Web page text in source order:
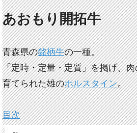
あおもり開拓牛
青森県の銘柄牛の一種。
「定時・定量・定質」を掲げ、
育てられた雄のホルスタイン。
目次